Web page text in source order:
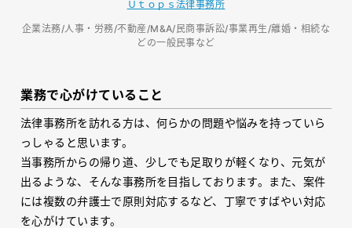
Ｕｔｏｐｓ法律事務所
企業法務/人事・労務/不動産/M&A/民商事訴訟/事業再生/離婚・相続な
どの一般民事など
業務で心がけていること
法律事務所を訪れる方は、何らかの問題や悩みを持っていら
っしゃると思います。
当事務所からの帰り道、少しでも足取りが軽くなり、元気が
出るような、そんな事務所を目指しております。また、案件
には複数の弁護士で原則対応するなど、丁寧ですばやい対応
を心がけています。